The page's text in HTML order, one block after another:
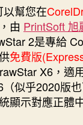
佈
日
期
以幫您在
由 PrintSoft 旭
2是專給
免費版
X6，適
似乎2020版
顯示對應正體